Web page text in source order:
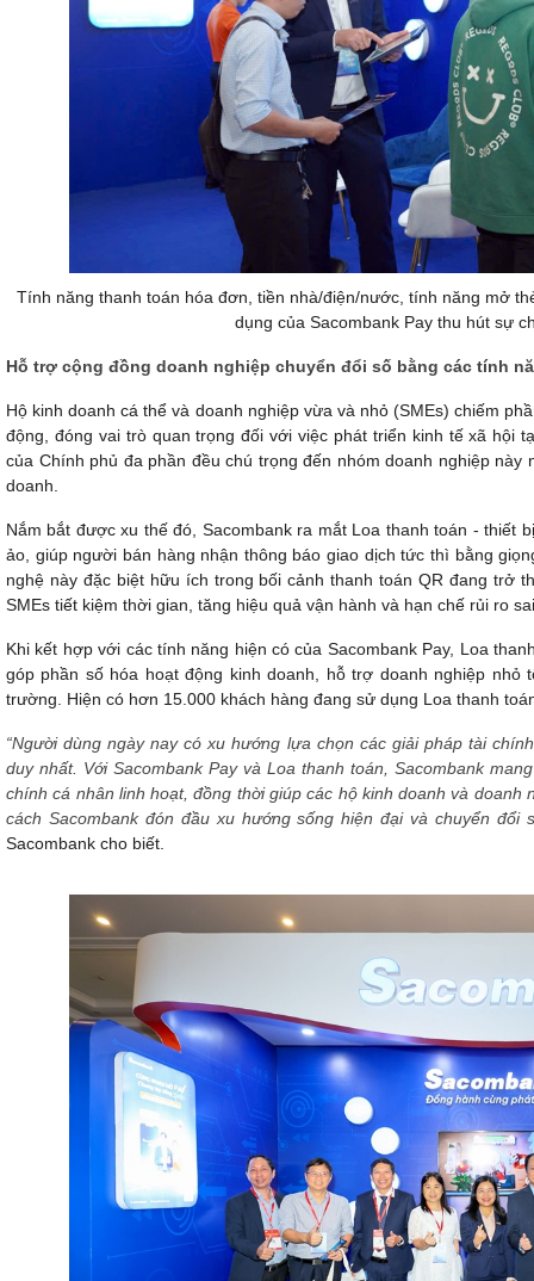
Tính năng thanh toán hóa đơn, tiền nhà/điện/nước, tính năng mở
dụng của Sacombank Pay thu hút sự
Hỗ trợ cộng đồng doanh nghiệp chuyển đổi số bằng các tính
Hộ kinh doanh cá thể và doanh nghiệp vừa và nhỏ (SMEs) chiếm
động, đóng vai trò quan trọng đối với việc phát triển kinh tế xã hội
của Chính phủ đa phần đều chú trọng đến nhóm doanh nghiệp
doanh.
Nắm bắt được xu thế đó, Sacombank ra mắt Loa thanh toán - thiết
ảo, giúp người bán hàng nhận thông báo giao dịch tức thì bằng
nghệ này đặc biệt hữu ích trong bối cảnh thanh toán QR đang trở
SMEs tiết kiệm thời gian, tăng hiệu quả vận hành và hạn chế rủi ro
Khi kết hợp với các tính năng hiện có của Sacombank Pay, Loa
góp phần số hóa hoạt động kinh doanh, hỗ trợ doanh nghiệp
trường. Hiện có hơn 15.000 khách hàng đang sử dụng Loa thanh
“Người dùng ngày nay có xu hướng lựa chọn các giải pháp tài
duy nhất. Với Sacombank Pay và Loa thanh toán, Sacombank
chính cá nhân linh hoạt, đồng thời giúp các hộ kinh doanh và
cách Sacombank đón đầu xu hướng sống hiện đại và chuyển
Sacombank cho biết.